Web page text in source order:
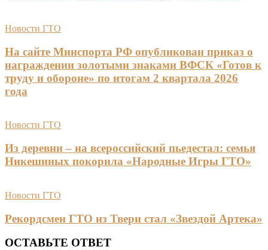
Новости ГТО
На сайте Минспорта РФ опубликован приказ о
награждении золотыми знаками ВФСК «Готов к
труду и обороне» по итогам 2 квартала 2026
года
Новости ГТО
Из деревни – на всероссийский пьедестал: семья
Никешиных покорила «Народные Игры ГТО»
Новости ГТО
Рекордсмен ГТО из Твери стал «Звездой Артека»
ОСТАВЬТЕ ОТВЕТ